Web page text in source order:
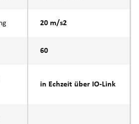
20 m/s2
60
in Echzeit über IO-Link